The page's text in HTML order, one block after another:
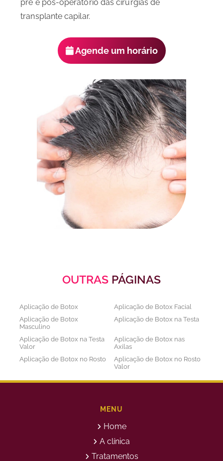
pré e pós-operatório das cirurgias de
transplante capilar.
Agende um horário
OUTRAS PÁGINAS
Aplicação de Botox
Aplicação de Botox Facial
Aplicação de Botox
Masculino
Aplicação de Botox na Testa
Aplicação de Botox na Testa
Valor
Aplicação de Botox nas
Axilas
Aplicação de Botox no Rosto
Aplicação de Botox no Rosto
Valor
Aplicação de Botox nos
Aplicação de Botox Preço
Barriga
no Glúteo Valor
Bioestimulador de Colageno
Bioestimuladores de
Colágeno
Clareamento Facial
MENU
Home
A clínica
Tratamentos